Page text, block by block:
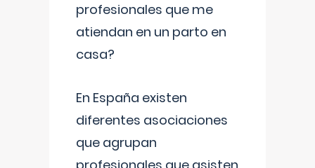
profesionales que me
atiendan en un parto en
casa?
En España existen
diferentes asociaciones
que agrupan